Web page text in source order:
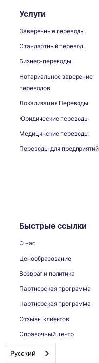
Услуги
Заверенные переводы
Стандартный перевод
Бизнес-переводы
Нотариальное заверение
переводов
Локализация Переводы
Юридические переводы
Медицинские переводы
Переводы для предприятий
Быстрые ссылки
О нас
Ценообразование
Возврат и политика
Партнерская программа
Партнерская программа
Отзывы клиентов
Справочный центр
Блог
Русский